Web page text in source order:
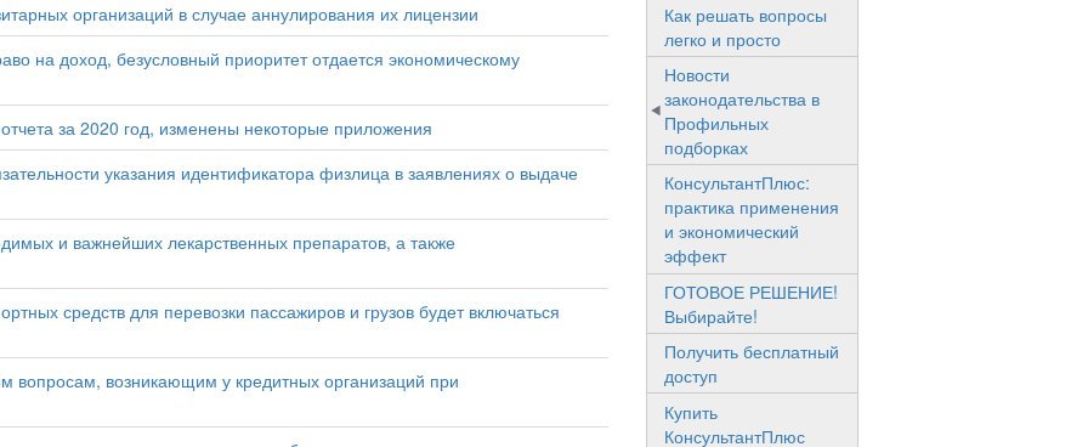
организаций в случае аннулирования их лицензии
на доход, безусловный приоритет отдается экономическому
за 2020 год, изменены некоторые приложения
указания идентификатора физлица в заявлениях о выдаче
и важнейших лекарственных препаратов, а также
средств для перевозки пассажиров и грузов будет включаться
возникающим у кредитных организаций при
Как решать вопросы
легко и просто
Новости
законодательства в
Профильных
подборках
КонсультантПлюс:
практика применения
и экономический
эффект
ГОТОВОЕ РЕШЕНИЕ!
Выбирайте!
Получить бесплатный
доступ
Купить
КонсультантПлюс